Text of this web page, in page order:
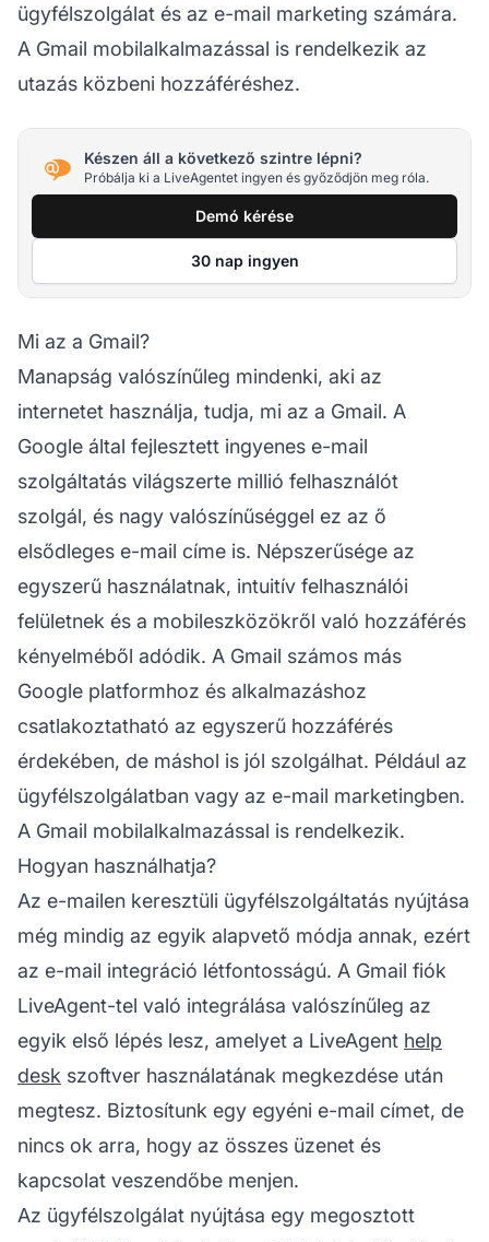
ügyfélszolgálat és az e-mail marketing számára.
A Gmail mobilalkalmazással is rendelkezik az
utazás közbeni hozzáféréshez.
Készen áll a következő szintre lépni?
Próbálja ki a LiveAgentet ingyen és győződjön meg róla.
Demó kérése
30 nap ingyen
Mi az a Gmail?
Manapság valószínűleg mindenki, aki az
internetet használja, tudja, mi az a Gmail. A
Google által fejlesztett ingyenes e-mail
szolgáltatás világszerte millió felhasználót
szolgál, és nagy valószínűséggel ez az ő
elsődleges e-mail címe is. Népszerűsége az
egyszerű használatnak, intuitív felhasználói
felületnek és a mobileszközökről való hozzáférés
kényelméből adódik. A Gmail számos más
Google platformhoz és alkalmazáshoz
csatlakoztatható az egyszerű hozzáférés
érdekében, de máshol is jól szolgálhat. Például az
ügyfélszolgálatban vagy az e-mail marketingben.
A Gmail mobilalkalmazással is rendelkezik.
Hogyan használhatja?
Az e-mailen keresztüli ügyfélszolgáltatás nyújtása
még mindig az egyik alapvető módja annak, ezért
az e-mail integráció létfontosságú. A Gmail fiók
LiveAgent-tel való integrálása valószínűleg az
egyik első lépés lesz, amelyet a LiveAgent help
desk szoftver használatának megkezdése után
megtesz. Biztosítunk egy egyéni e-mail címet, de
nincs ok arra, hogy az összes üzenet és
kapcsolat veszendőbe menjen.
Az ügyfélszolgálat nyújtása egy megosztott